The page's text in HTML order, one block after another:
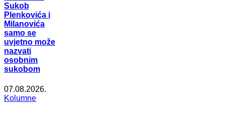
Sukob
Plenkovića i
Milanovića
samo se
uvjetno može
nazvati
osobnim
sukobom
07.08.2026.
Kolumne